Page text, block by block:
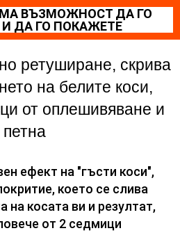
ВЪЗМОЖНОСТ ДА ГО
И ДА ГО ПОКАЖЕТЕ
ретуширане, скрива
на белите коси,
от оплешивяване и
петна
ефект на "гъсти коси",
което се слива
на косата ви и резултат,
от 2 седмици